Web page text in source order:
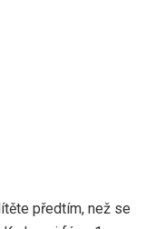
předtím, než se